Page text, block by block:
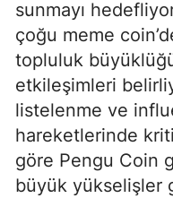
sunmayı
çoğu meme
topluluk
etkileşimleri
listelenme ve
hareketlerinde
göre Pengu Coin
büyük yükselişler